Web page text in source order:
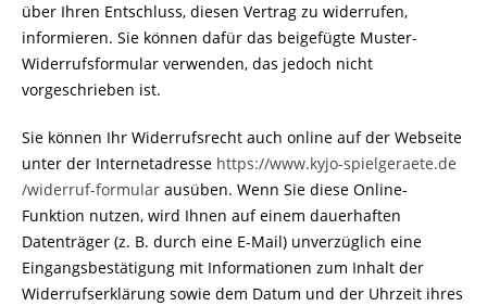
über Ihren Entschluss, diesen Vertrag zu widerrufen,
informieren. Sie können dafür das beigefügte Muster-
Widerrufsformular verwenden, das jedoch nicht
vorgeschrieben ist.
Sie können Ihr Widerrufsrecht auch online auf der Webseite
unter der Internetadresse https://www.kyjo-spielgeraete.de
/widerruf-formular ausüben. Wenn Sie diese Online-
Funktion nutzen, wird Ihnen auf einem dauerhaften
Datenträger (z. B. durch eine E-Mail) unverzüglich eine
Eingangsbestätigung mit Informationen zum Inhalt der
Widerrufserklärung sowie dem Datum und der Uhrzeit ihres